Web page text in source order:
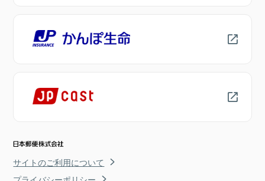
サイトのご利用について